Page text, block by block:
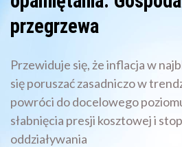
przegrzewa
Przewiduje się, że inflacja w
się poruszać zasadniczo w
powróci do docelowego
słabnięcia presji kosztowej i
oddziaływania